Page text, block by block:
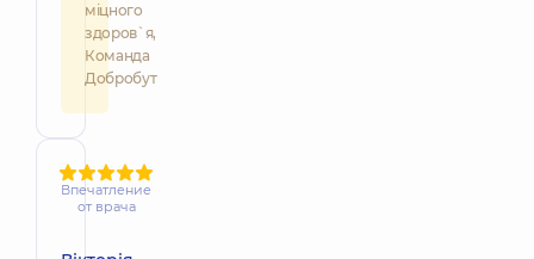
міцного
здоров`я,
Команда
Добробут
Впечатление
от врача